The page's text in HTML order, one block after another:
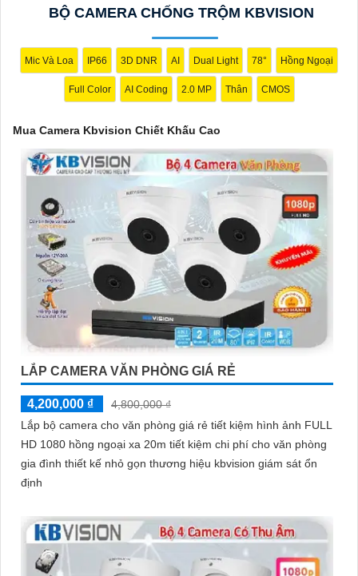
Bạn có thể điều chỉnh và thêm vào nội dung trên để phù hợp với
nhu cầu cụ thể của bạn. Chúc bạn thành công!
BỘ CAMERA CHỐNG TRỘM KBVISION
Mic Và Loa IP66 3D DNR AI Dual Light 78° Hồng Ngoại
Full Color AI Coding 2.0 MP Thân CMOS
Mua Camera Kbvision Chiết Khấu Cao
LẮP CAMERA VĂN PHÒNG GIÁ RẺ
4,200,000 ₫
4,800,000 ₫
Lắp bộ camera cho văn phòng giá rẻ tiết kiệm hình ảnh FULL
HD 1080 hồng ngoại xa 20m tiết kiệm chi phí cho văn phòng
gia đình thiết kế nhỏ gọn thương hiệu kbvision giám sát ổn
định